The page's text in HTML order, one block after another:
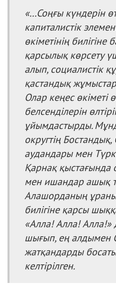
«...Соңғы күндерін
капиталистік
өкіметінің билігіне
қарсылық көрсету
алып, социалистік
қастандық
Олар кеңес өкіметі
белсенділерін
ұйымдастырды.
округтің
аудандары мен
Қарнақ қыстағында
мен ишандар ашық
Алашорданың
билігіне қарсы
«Алла! Алла! Алла!»
шығып, ең алдымен
жатқандарды
келтірілген.